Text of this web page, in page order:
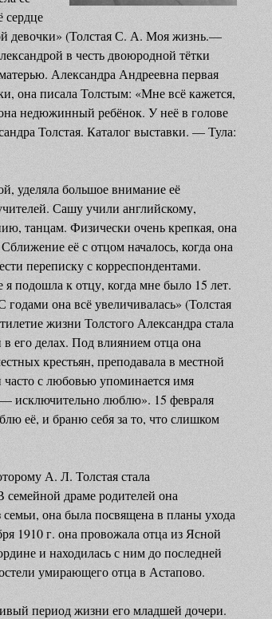
сердце
девочки» (Толстая С. А. Моя жизнь.—
в честь двоюродной тётки
Александра Андреевна первая
она писала Толстым: «Мне всё кажется,
недюжинный ребёнок. У неё в голове
Толстая. Каталог выставки. — Тула:
уделяла большое внимание её
Сашу учили английскому,
танцам. Физически очень крепкая, она
её с отцом началось, когда она
переписку с корреспондентами.
подошла к отцу, когда мне было 15 лет.
она всё увеличивалась» (Толстая
жизни Толстого Александра стала
его делах. Под влиянием отца она
крестьян, преподавала в местной
с любовью упоминается имя
исключительно люблю». 15 февраля
её, и браню себя за то, что слишком
А. Л. Толстая стала
семейной драме родителей она
она была посвящена в планы ухода
1910 г. она провожала отца из Ясной
и находилась с ним до последней
умирающего отца в Астапово.
период жизни его младшей дочери.